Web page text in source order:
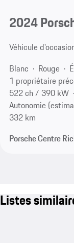
2024
Véhicule
Blanc
Rouge
1 propriétaire
522 ch / 390 kW
Autonomie
332 km
Porsche Centre
Listes